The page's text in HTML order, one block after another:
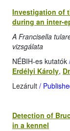
Investigation of
during an inter-
A Francisella
vizsgálata
NÉBIH-es kutatók
Erdélyi Károly,
Lezárult /
Detection of
in a kennel